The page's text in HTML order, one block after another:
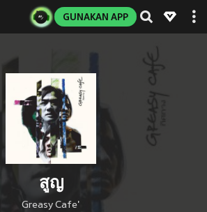
GUNAKAN APP
สูญ
Greasy Cafe'